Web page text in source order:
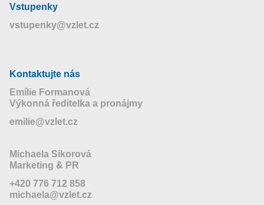
Vstupenky
vstupenky@vzlet.cz
Kontaktujte nás
Emílie Formanová
Výkonná ředitelka a pronájmy
emilie@vzlet.cz
Michaela Sikorová
Marketing & PR
+420 776 712 858
michaela@vzlet.cz